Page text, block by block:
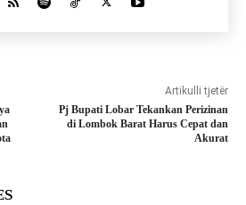
Artikulli tjetër
Pj Bupati Lobar Tekankan Perizinan
di Lombok Barat Harus Cepat dan
Akurat